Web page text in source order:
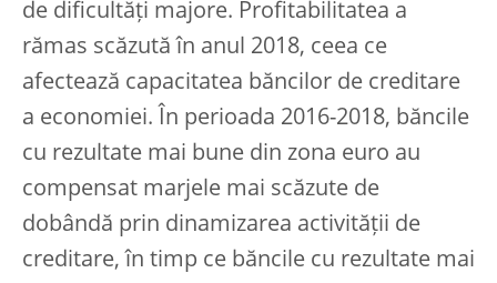
de dificultăți majore. Profitabilitatea a
rămas scăzută în anul 2018, ceea ce
afectează capacitatea băncilor de creditare
a economiei. În perioada 2016-2018, băncile
cu rezultate mai bune din zona euro au
compensat marjele mai scăzute de
dobândă prin dinamizarea activității de
creditare, în timp ce băncile cu rezultate mai